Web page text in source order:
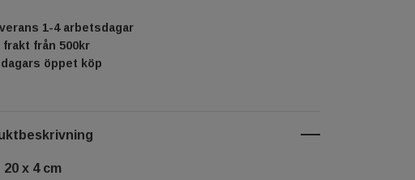
1-4 arbetsdagar
frakt från 500kr
dagars öppet köp
20 x 4 cm